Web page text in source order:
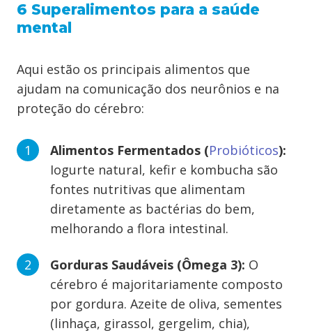
6 Superalimentos para a saúde
mental
Aqui estão os principais alimentos que
ajudam na comunicação dos neurônios e na
proteção do cérebro:
Alimentos Fermentados (Probióticos):
Iogurte natural, kefir e kombucha são
fontes nutritivas que alimentam
diretamente as bactérias do bem,
melhorando a flora intestinal.
Gorduras Saudáveis (Ômega 3): O
cérebro é majoritariamente composto
por gordura. Azeite de oliva, sementes
(linhaça, girassol, gergelim, chia),